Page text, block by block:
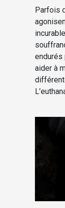
Parfois
endurés
aider à